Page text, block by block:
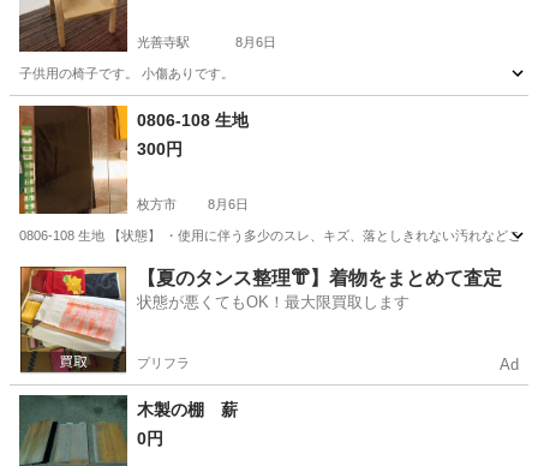
光善寺駅 8月6日
子供用の椅子です。 小傷ありです。
大阪 枚方市 椅子
0806-108 生地
300円
枚方市 8月6日
0806-108 生地 【状態】 ・使用に伴う多少のスレ、キズ、落としきれない汚れなど
大阪 枚方市 ファブリック、カバー 現地
【夏のタンス整理👘】着物をまとめて査定
状態が悪くてもOK！最大限買取します
プリフラ Ad
木製の棚 薪
0円